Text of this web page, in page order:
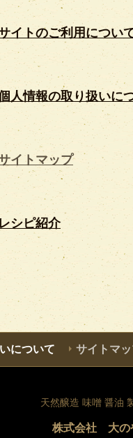
イトのご利用につい
人情報の取り扱いに
イトマップ
レシピ紹介
について サイトマ
天然醸造 味噌 醤油
株式会社 大の